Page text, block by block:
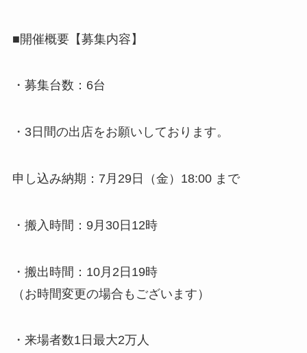
■開催概要【募集内容】
・募集台数：6台
・3日間の出店をお願いしております。
申し込み納期：7月29日（金）18:00 まで
・搬入時間：9月30日12時
・搬出時間：10月2日19時
（お時間変更の場合もございます）
・来場者数1日最大2万人